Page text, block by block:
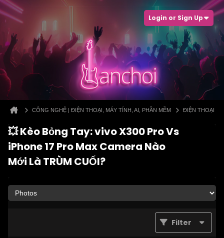
Login or Sign Up
CÔNG NGHỆ | ĐIỆN THOẠI, MÁY TÍNH, AI, PHẦN MỀM ĐIỆN THOẠI
💥 Kèo Bỏng Tay: vivo X300 Pro Vs
iPhone 17 Pro Max Camera Nào
Mới Là TRÙM CUỐI?
Filter